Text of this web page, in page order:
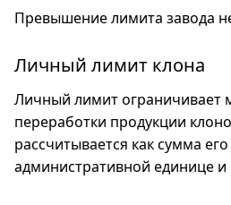
Превышение лимита завода
Личный лимит клона
Личный лимит ограничивает
переработки продукции
рассчитывается как сумма
административной единице и